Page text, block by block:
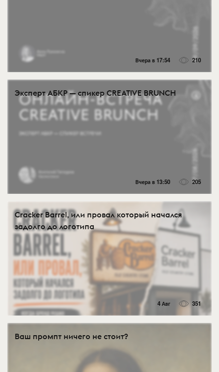
Вчера в 17:54 210
Эксперт АБКР — спикер CREATIVE BRUNCH
Вчера в 13:50 205
Cracker Barrel, или провал который начался
задолго до логотипа
4 Авг 351
Ваш промпт ничего не стоит?